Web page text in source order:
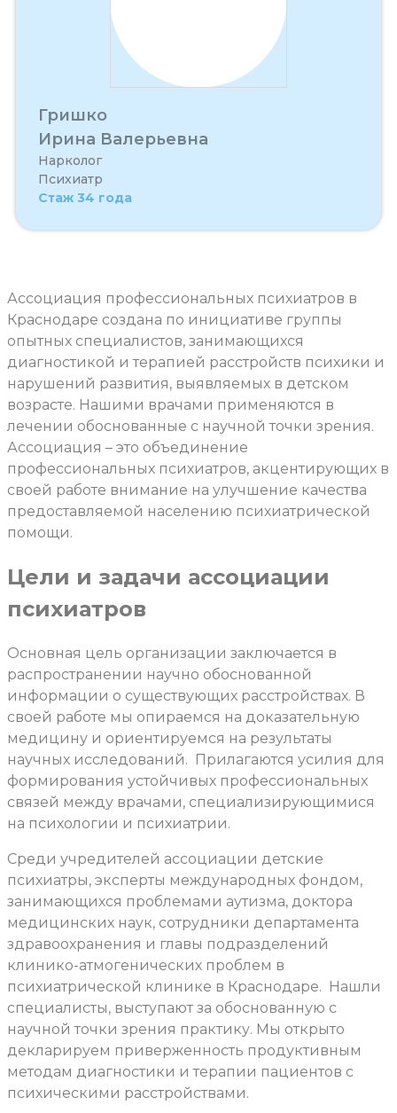
Гришко
Ирина Валерьевна
Нарколог
Психиатр
Стаж 34 года
Ассоциация профессиональных психиатров в
Краснодаре создана по инициативе группы
опытных специалистов, занимающихся
диагностикой и терапией расстройств психики и
нарушений развития, выявляемых в детском
возрасте. Нашими врачами применяются в
лечении обоснованные с научной точки зрения.
Ассоциация – это объединение
профессиональных психиатров, акцентирующих в
своей работе внимание на улучшение качества
предоставляемой населению психиатрической
помощи.
Цели и задачи ассоциации
психиатров
Основная цель организации заключается в
распространении научно обоснованной
информации о существующих расстройствах. В
своей работе мы опираемся на доказательную
медицину и ориентируемся на результаты
научных исследований. Прилагаются усилия для
формирования устойчивых профессиональных
связей между врачами, специализирующимися
на психологии и психиатрии.
Среди учредителей ассоциации детские
психиатры, эксперты международных фондом,
занимающихся проблемами аутизма, доктора
медицинских наук, сотрудники департамента
здравоохранения и главы подразделений
клинико-атмогенических проблем в
психиатрической клинике в Краснодаре. Нашли
специалисты, выступают за обоснованную с
научной точки зрения практику. Мы открыто
декларируем приверженность продуктивным
методам диагностики и терапии пациентов с
психическими расстройствами.